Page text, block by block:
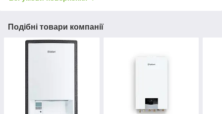
Подібні товари компанії